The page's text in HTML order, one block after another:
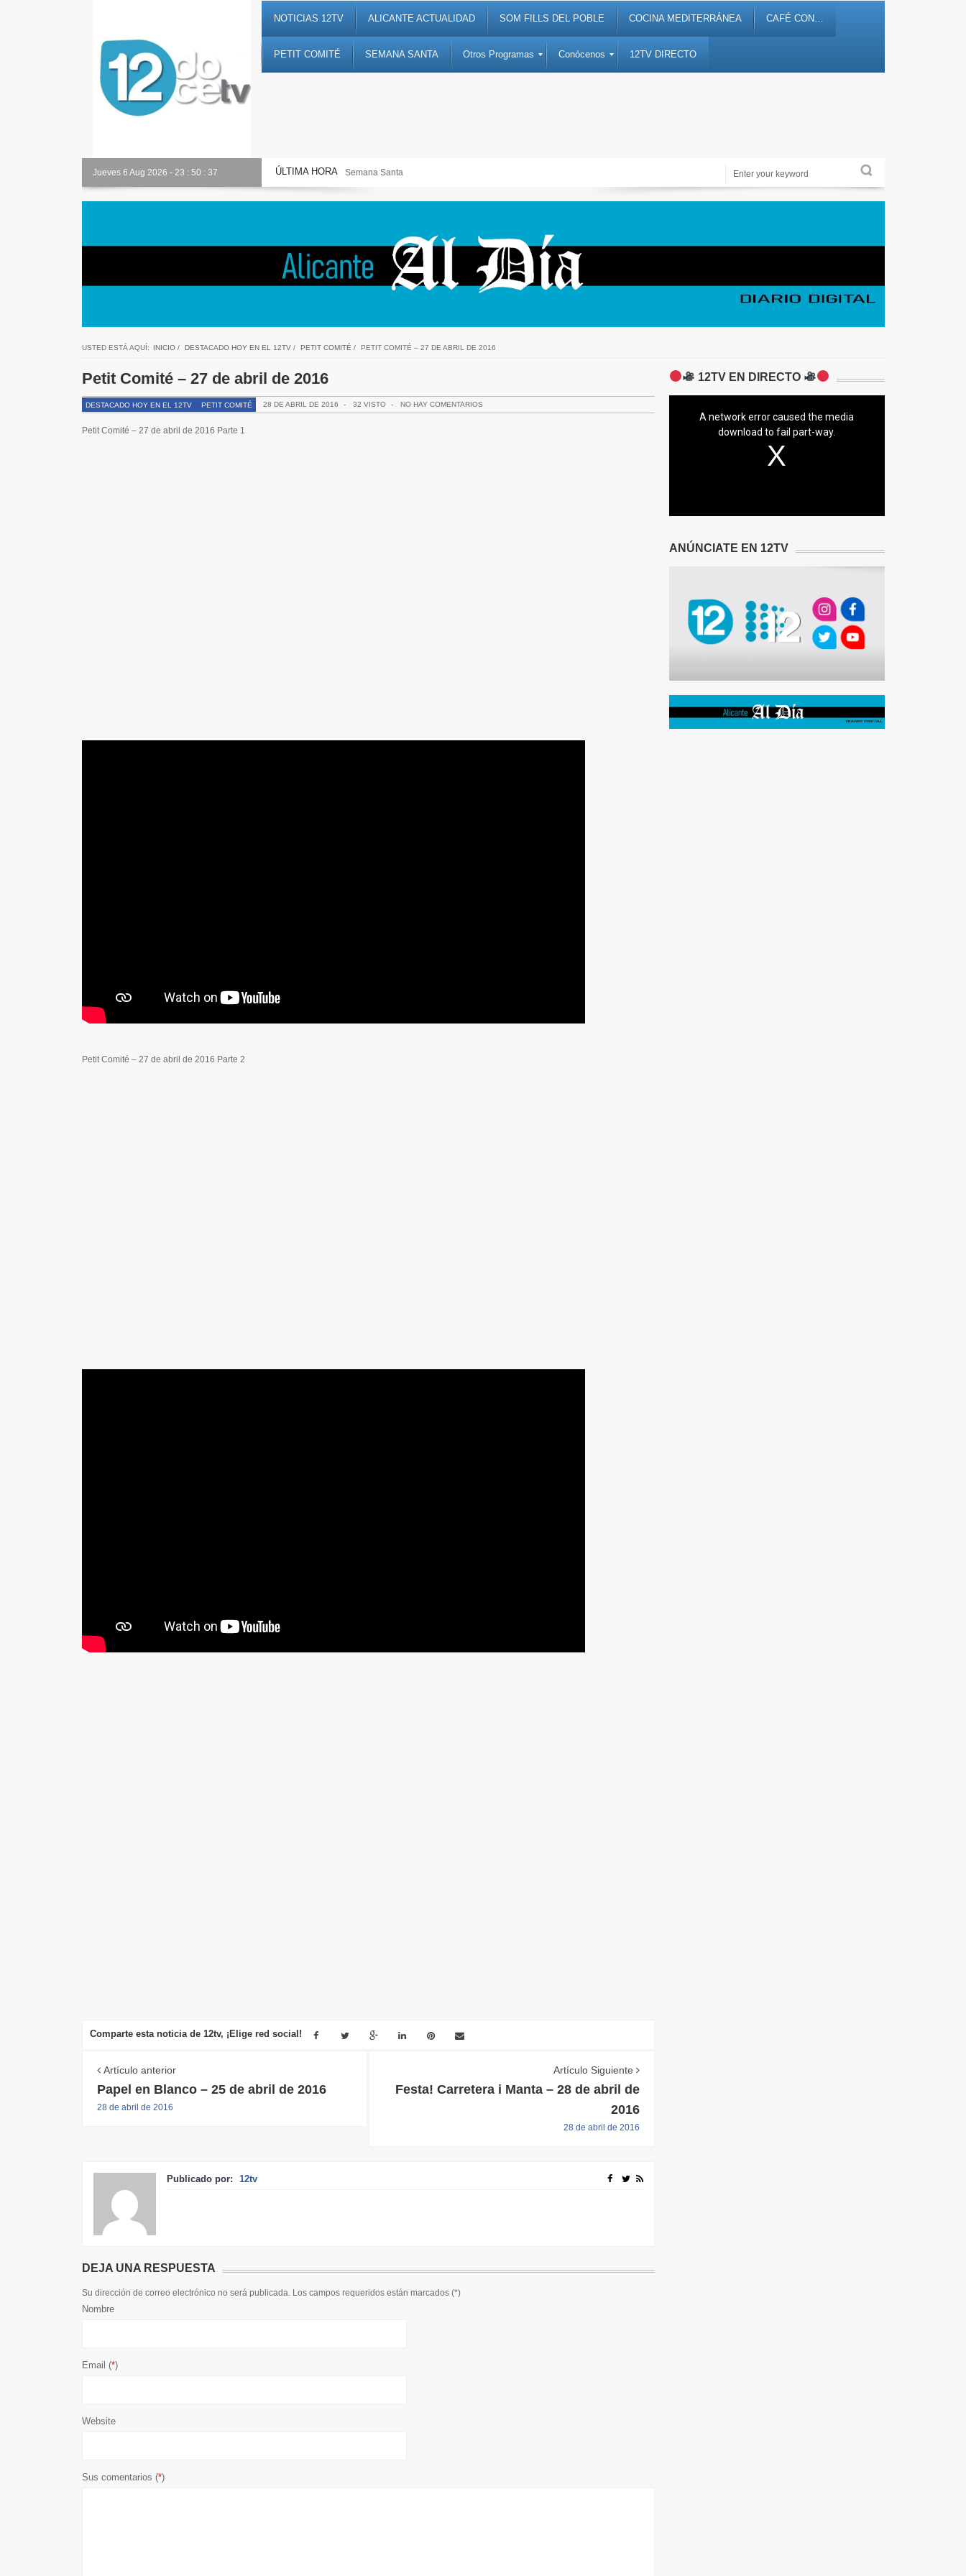
NOTICIAS 12TV ALICANTE ACTUALIDAD SOM FILLS DEL POBLE COCINA MEDITERRÁNEA CAFÉ CON…
PETIT COMITÉ SEMANA SANTA Otros Programas Conócenos 12TV DIRECTO
Jueves 6 Aug 2026 - 23 : 50 : 38 ÚLTIMA HORA Semana Santa Alicante Actualidad
USTED ESTÁ AQUÍ: INICIO/ DESTACADO HOY EN EL 12TV/ PETIT COMITÉ / PETIT COMITÉ – 27 DE ABRIL DE 2016
Petit Comité – 27 de abril de 2016
DESTACADO HOY EN EL 12TV PETIT COMITÉ 28 DE ABRIL DE 2016 - 32 VISTO - NO HAY COMENTARIOS
Petit Comité – 27 de abril de 2016 Parte 1
Petit Comité – 27 de abril de 2016 Parte 2
Comparte esta noticia de 12tv, ¡Elige red social!
Artículo anterior
Papel en Blanco – 25 de abril de 2016
28 de abril de 2016
Artículo Siguiente
Festa! Carretera i Manta – 28 de abril de
2016
28 de abril de 2016
Publicado por: 12tv
DEJA UNA RESPUESTA
Su dirección de correo electrónico no será publicada. Los campos requeridos están marcados (*)
Nombre
Email (*)
Website
Sus comentarios (*)
12TV EN DIRECTO
A network error caused the media
download to fail part-way.
ANÚNCIATE EN 12TV